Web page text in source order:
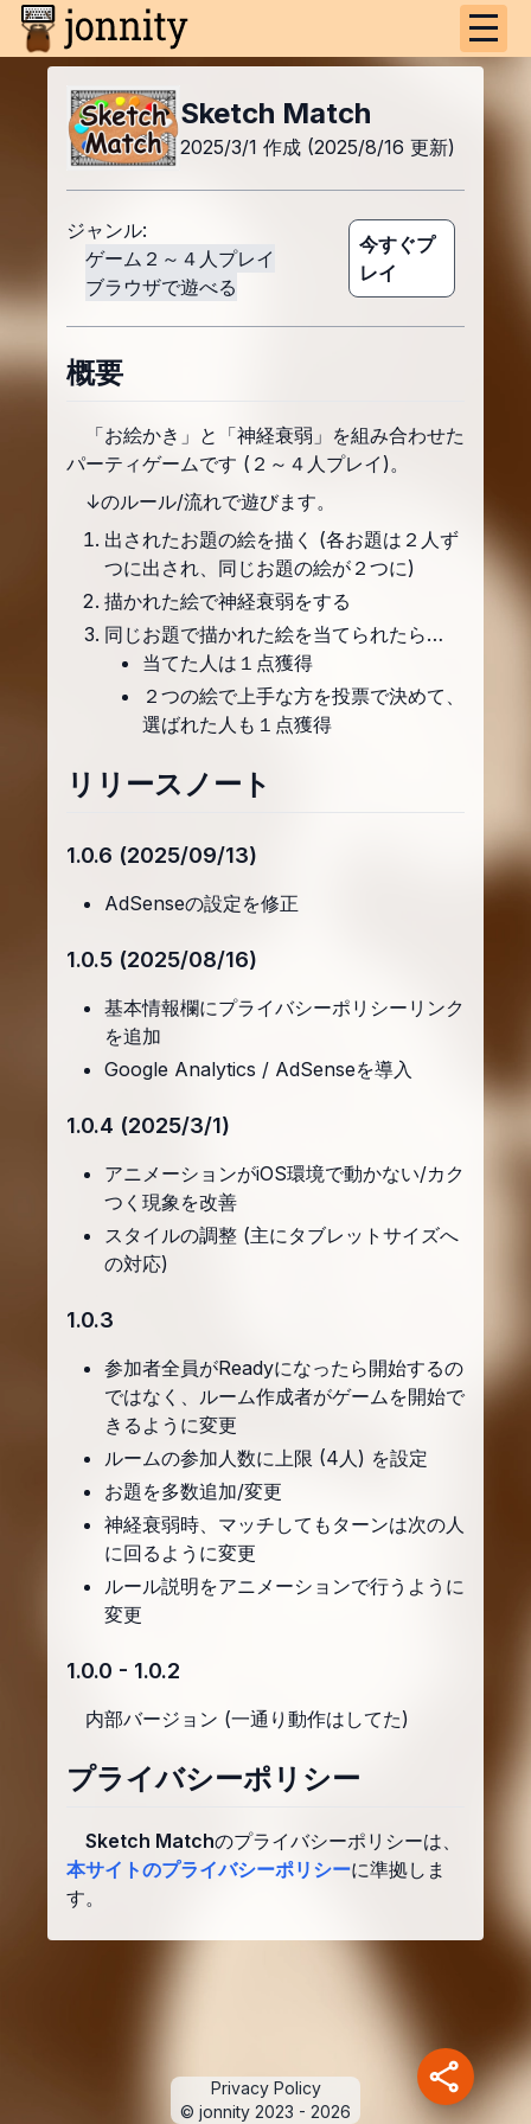
Sketch Match
2025/3/1 作成 (2025/8/16 更新)
ジャンル:
ゲーム ２～４人プレイ
ブラウザで遊べる
今すぐプ
レイ
概要
「お絵かき」と「神経衰弱」を組み合わせた
パーティゲームです (２～４人プレイ)。
↓のルール/流れで遊びます。
出されたお題の絵を描く (各お題は２人ず
つに出され、同じお題の絵が２つに)
描かれた絵で神経衰弱をする
同じお題で描かれた絵を当てられたら…
当てた人は１点獲得
２つの絵で上手な方を投票で決めて、
選ばれた人も１点獲得
リリースノート
1.0.6 (2025/09/13)
AdSenseの設定を修正
1.0.5 (2025/08/16)
基本情報欄にプライバシーポリシーリンク
を追加
Google Analytics / AdSenseを導入
1.0.4 (2025/3/1)
アニメーションがiOS環境で動かない/カク
つく現象を改善
スタイルの調整 (主にタブレットサイズへ
の対応)
1.0.3
参加者全員がReadyになったら開始するの
ではなく、ルーム作成者がゲームを開始で
きるように変更
ルームの参加人数に上限 (4人) を設定
お題を多数追加/変更
神経衰弱時、マッチしてもターンは次の人
に回るように変更
ルール説明をアニメーションで行うように
変更
1.0.0 - 1.0.2
内部バージョン (一通り動作はしてた)
プライバシーポリシー
Sketch Matchのプライバシーポリシーは、
本サイトのプライバシーポリシーに準拠しま
す。
Privacy Policy
© jonnity 2023 - 2026